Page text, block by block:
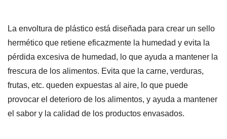
La envoltura de plástico está diseñada para crear un sello
hermético que retiene eficazmente la humedad y evita la
pérdida excesiva de humedad, lo que ayuda a mantener la
frescura de los alimentos. Evita que la carne, verduras,
frutas, etc. queden expuestas al aire, lo que puede
provocar el deterioro de los alimentos, y ayuda a mantener
el sabor y la calidad de los productos envasados.